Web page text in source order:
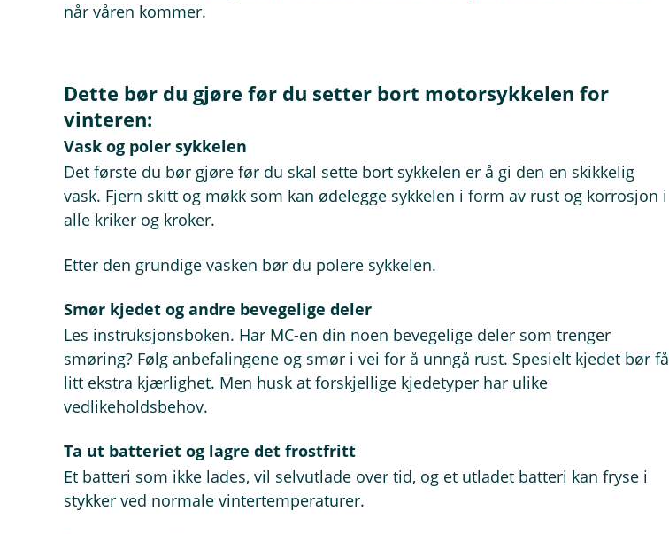
når våren kommer.
Dette bør du gjøre før du setter bort motorsykkelen for
vinteren:
Vask og poler sykkelen
Det første du bør gjøre før du skal sette bort sykkelen er å gi den en skikkelig
vask. Fjern skitt og møkk som kan ødelegge sykkelen i form av rust og korrosjon i
alle kriker og kroker.
Etter den grundige vasken bør du polere sykkelen.
Smør kjedet og andre bevegelige deler
Les instruksjonsboken. Har MC-en din noen bevegelige deler som trenger
smøring? Følg anbefalingene og smør i vei for å unngå rust. Spesielt kjedet bør få
litt ekstra kjærlighet. Men husk at forskjellige kjedetyper har ulike
vedlikeholdsbehov.
Ta ut batteriet og lagre det frostfritt
Et batteri som ikke lades, vil selvutlade over tid, og et utladet batteri kan fryse i
stykker ved normale vintertemperaturer.